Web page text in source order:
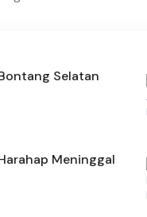
Selatan
Meninggal